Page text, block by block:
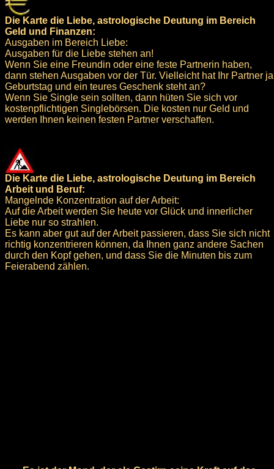
Die Karte die Liebe, astrologische Deutung im Bereich
Geld und Finanzen:
Ausgaben im Bereich Liebe:
Ausgaben für die Liebe stehen an!
Wenn Sie eine Freundin oder eine feste Partnerin haben,
dann stehen Ausgaben vor der Tür. Vielleicht hat Ihr Partner ja
Geburtstag und ein teures Geschenk steht an?
Wenn Sie Single sein sollten, dann hüten Sie sich vor
kostenpflichtigen Singlebörsen. Die kosten nur Geld und
werden Ihnen keinen festen Partner verschaffen.
Die Karte die Liebe, astrologische Deutung im Bereich
Arbeit und Beruf:
Mangelnde Konzentration auf der Arbeit:
Auf die Arbeit werden Sie heute vor Glück und innerlicher
Liebe nur so strahlen.
Es kann aber gut auf der Arbeit passieren, dass Sie sich nicht
richtig konzentrieren können, da Ihnen ganz andere Sachen
durch den Kopf gehen, und dass Sie die Minuten bis zum
Feierabend zählen.